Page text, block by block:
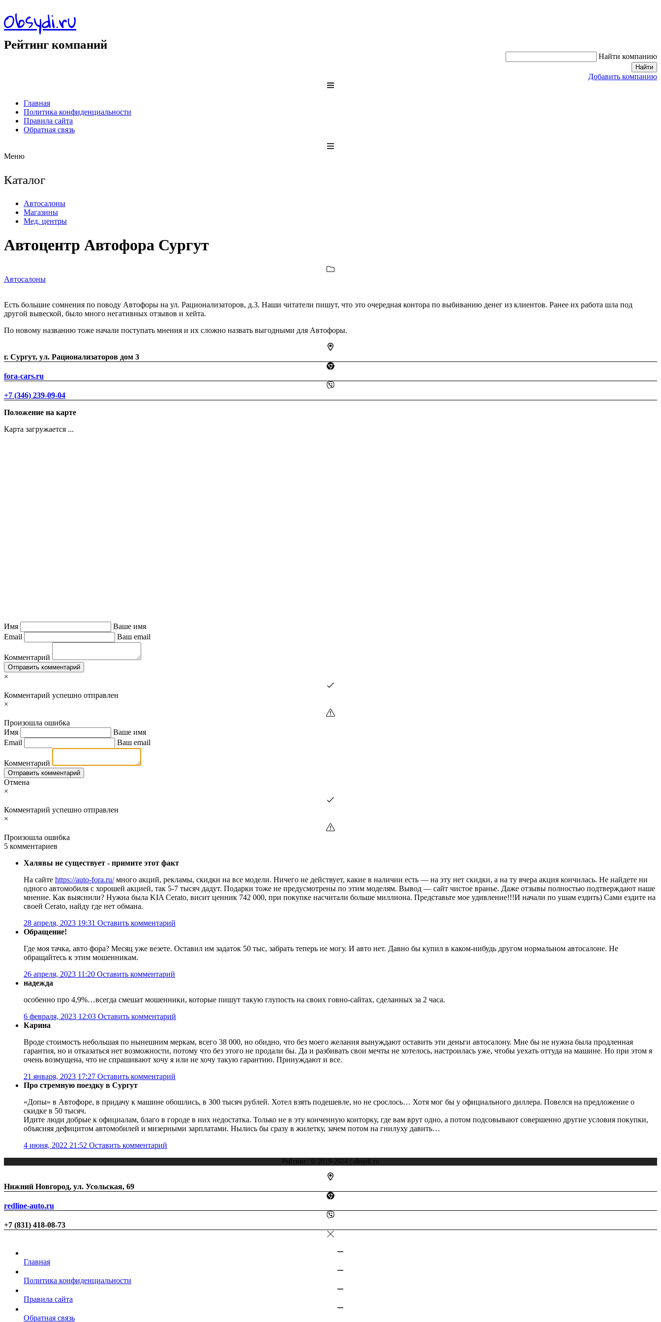
Obsydi.ru
Рейтинг компаний
Найти компанию
Найти
Добавить компанию
Главная
Политика конфиденциальности
Правила сайта
Обратная связь
Меню
Каталог
Автосалоны
Магазины
Мед. центры
Автоцентр Автофора Сургут
Автосалоны
Есть большие сомнения по поводу Автофоры на ул. Рационализаторов, д.3. Наши читатели пишут, что это очередная контора по выбиванию денег из клиентов. Ранее их работа шла под
другой вывеской, было много негативных отзывов и хейта.
По новому названию тоже начали поступать мнения и их сложно назвать выгодными для Автофоры.
г. Сургут, ул. Рационализаторов дом 3
fora-cars.ru
+7 (346) 239-09-04
Положение на карте
Карта загружается ...
Имя
Ваше имя
Email
Ваш email
Комментарий
Отправить комментарий
×
Комментарий успешно отправлен
×
Произошла ошибка
Имя
Ваше имя
Email
Ваш email
Комментарий
Отправить комментарий
Отмена
×
Комментарий успешно отправлен
×
Произошла ошибка
5 комментариев
Халявы не существует - примите этот факт
На сайте https://auto-fora.ru/много акций, рекламы, скидки на все модели. Ничего не действует, какие в наличии есть — на эту нет скидки, а на ту вчера акция кончилась. Не найдете ни
одного автомобиля с хорошей акцией, так 5-7 тысяч дадут. Подарки тоже не предусмотрены по этим моделям. Вывод — сайт чистое вранье. Даже отзывы полностью подтверждают наше
мнение. Как выяснили? Нужна была KIA Cerato, висит ценник 742 000, при покупке насчитали больше миллиона. Представьте мое удивление!!!И начали по ушам ездить) Сами ездите на
своей Cerato, найду где нет обмана.
28 апреля, 2023 19:31 Оставить комментарий
Обращение!
Где моя тачка, авто фора? Месяц уже везете. Оставил им задаток 50 тыс, забрать теперь не могу. И авто нет. Давно бы купил в каком-нибудь другом нормальном автосалоне. Не
обращайтесь к этим мошенникам.
26 апреля, 2023 11:20 Оставить комментарий
надежда
особенно про 4,9%…всегда смешат мошенники, которые пишут такую глупость на своих говно-сайтах, сделанных за 2 часа.
6 февраля, 2023 12:03 Оставить комментарий
Карина
Вроде стоимость небольшая по нынешним меркам, всего 38 000, но обидно, что без моего желания вынуждают оставить эти деньги автосалону. Мне бы не нужна была продленная
гарантия, но и отказаться нет возможности, потому что без этого не продали бы. Да и разбивать свои мечты не хотелось, настроилась уже, чтобы уехать оттуда на машине. Но при этом я
очень возмущена, что не спрашивают хочу я или не хочу такую гарантию. Принуждают и все.
21 января, 2023 17:27 Оставить комментарий
Про стремную поездку в Сургут
«Допы» в Автофоре, в придачу к машине обошлись, в 300 тысяч рублей. Хотел взять подешевле, но не срослось… Хотя мог бы у официального диллера. Повелся на предложение о
скидке в 50 тысяч.
Идите люди добрые к официалам, благо в городе в них недостатка. Только не в эту конченную конторку, где вам врут одно, а потом подсовывают совершенно другие условия покупки,
объясняя дефицитом автомобилей и мизерными зарплатами. Нылись бы сразу в жилетку, зачем потом на гнилуху давить…
4 июня, 2022 21:52 Оставить комментарий
Рейтинг © 2019-2024 | obsydi.ru
Нижний Новгород, ул. Усольская, 69
redline-auto.ru
+7 (831) 418-08-73
Главная
Политика конфиденциальности
Правила сайта
Обратная связь